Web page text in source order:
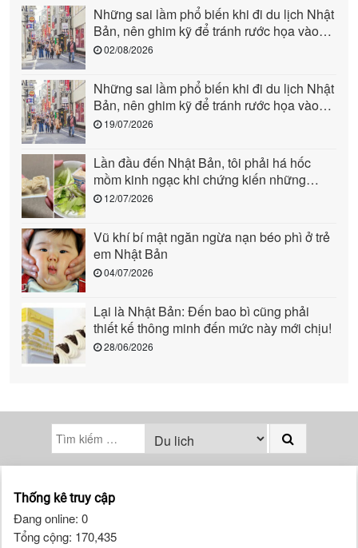
Những sai lầm phổ biến khi đi du lịch Nhật
Bản, nên ghim kỹ để tránh rước họa vào
người (phần 2)
02/08/2026
Những sai lầm phổ biến khi đi du lịch Nhật
Bản, nên ghim kỹ để tránh rước họa vào
người (phần 1)
19/07/2026
Lần đầu đến Nhật Bản, tôi phải há hốc
mồm kinh ngạc khi chứng kiến những
cảnh này: Quả là “quốc gia đến từ tương
12/07/2026
Vũ khí bí mật ngăn ngừa nạn béo phì ở trẻ
em Nhật Bản
04/07/2026
Lại là Nhật Bản: Đến bao bì cũng phải
thiết kế thông minh đến mức này mới chịu!
28/06/2026
Thống kê truy cập
Đang online: 0
Tổng cộng: 170,435